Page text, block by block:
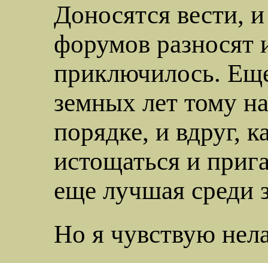
Доносятся вести,
форумов разносят
приключилось.
земных лет тому
порядке, и вдруг,
истощаться и
еще лучшая среди
Но я чувствую